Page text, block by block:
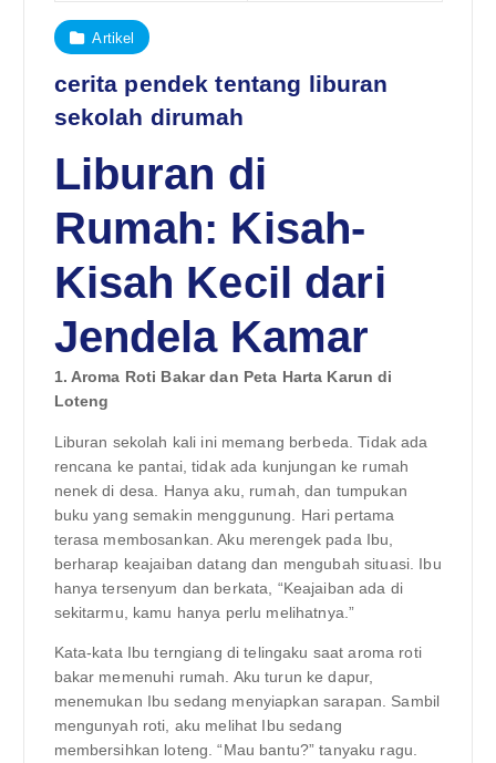
Artikel
cerita pendek tentang liburan
sekolah dirumah
Liburan di
Rumah: Kisah-
Kisah Kecil dari
Jendela Kamar
1. Aroma Roti Bakar dan Peta Harta Karun di
Loteng
Liburan sekolah kali ini memang berbeda. Tidak ada
rencana ke pantai, tidak ada kunjungan ke rumah
nenek di desa. Hanya aku, rumah, dan tumpukan
buku yang semakin menggunung. Hari pertama
terasa membosankan. Aku merengek pada Ibu,
berharap keajaiban datang dan mengubah situasi. Ibu
hanya tersenyum dan berkata, “Keajaiban ada di
sekitarmu, kamu hanya perlu melihatnya.”
Kata-kata Ibu terngiang di telingaku saat aroma roti
bakar memenuhi rumah. Aku turun ke dapur,
menemukan Ibu sedang menyiapkan sarapan. Sambil
mengunyah roti, aku melihat Ibu sedang
membersihkan loteng. “Mau bantu?” tanyaku ragu.